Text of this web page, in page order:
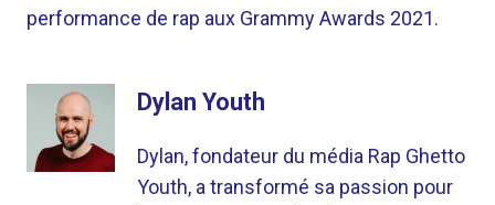
performance de rap aux Grammy Awards 2021.
Dylan Youth
Dylan, fondateur du média Rap Ghetto
Youth, a transformé sa passion pour